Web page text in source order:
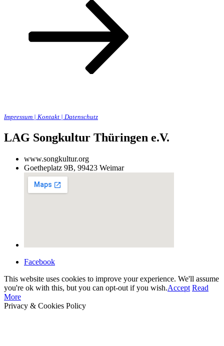
Impressum | Kontakt | Datenschutz
LAG Songkultur Thüringen e.V.
www.songkultur.org
Goetheplatz 9B, 99423 Weimar
Facebook
This website uses cookies to improve your experience. We'll assume
you're ok with this, but you can opt-out if you wish.Accept Read
More
Privacy & Cookies Policy